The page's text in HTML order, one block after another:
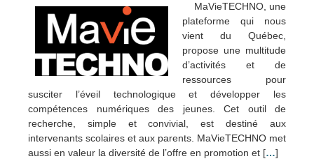
MaVieTECHNO, une
plateforme qui nous
vient du Québec,
propose une multitude
d’activités et de
ressources pour
susciter l’éveil technologique et développer les
compétences numériques des jeunes. Cet outil de
recherche, simple et convivial, est destiné aux
intervenants scolaires et aux parents. MaVieTECHNO met
aussi en valeur la diversité de l’offre en promotion et […]